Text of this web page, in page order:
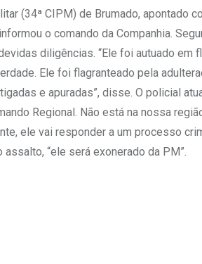
(34ª CIPM) de Brumado, apontado
o comando da Companhia.
diligências. “Ele foi autuado em
Ele foi flagranteado pela
e apuradas”, disse. O policial
Regional. Não está na nossa
ele vai responder a um processo
“ele será exonerado da PM”.